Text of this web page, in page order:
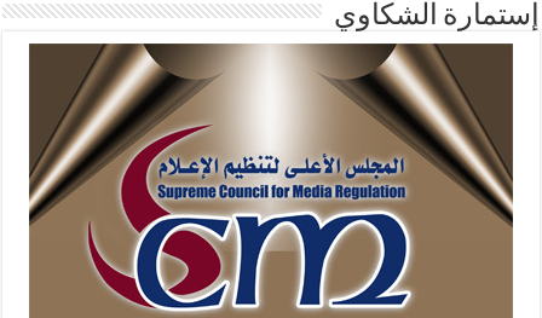
إستمارة الشكاوي